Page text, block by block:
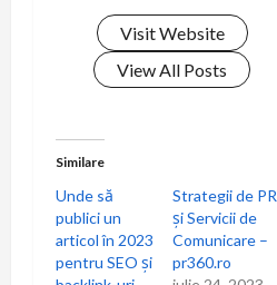
r
t
i
Visit Website
View All Posts
Similare
Unde să
publici un
articol în 2023
pentru SEO și
Strategii de PR
și Servicii de
Comunicare –
pr360.ro